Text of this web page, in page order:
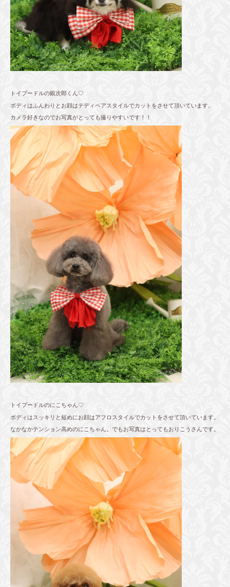
トイプードルの銀次郎くん♡
ボディはふんわりとお顔はテディベアスタイルでカットをさせて頂いています。
カメラ好きなのでお写真がとっても撮りやすいです！！
トイプードルのにこちゃん♡
ボディはスッキリと短めにお顔はアフロスタイルでカットをさせて頂いています。
なかなかテンション高めのにこちゃん。でもお写真はとってもおりこうさんです。